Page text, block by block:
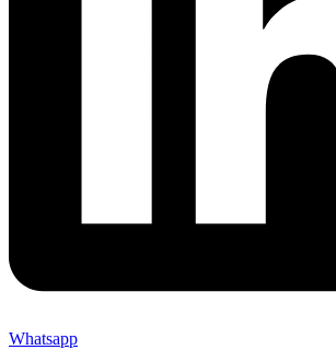
Whatsapp